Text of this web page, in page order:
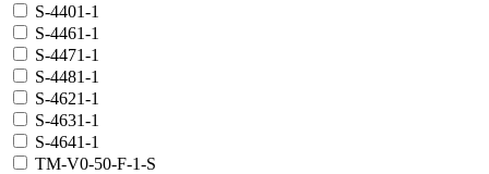
S-4401-1
S-4461-1
S-4471-1
S-4481-1
S-4621-1
S-4631-1
S-4641-1
TM-V0-50-F-1-S